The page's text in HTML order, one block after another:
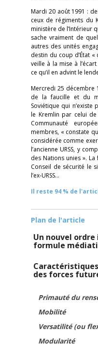
Mardi 20 août 1991 :
ceux de régiments du
ministère de l’Intérieur
sache vraiment de
autres des unités
destin du coup d’État
veille à la mise à
ce qu’il en advint le
Mercredi 25 décembre
de la faucille et du
Soviétique qui
le Kremlin par celui
Communauté
membres, « constate
considérée comme
l’ancienne URSS, y
des Nations unies ».
Conseil de sécurité le
l’ex-URSS…
Il reste 94 % de
Plan de l'article
Un nouvel
formule
des forces
Primauté du
Mobilité
Versatilité (ou
Modularité